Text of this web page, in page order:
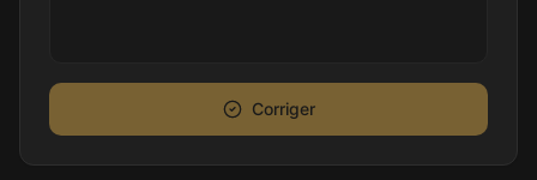
Corriger